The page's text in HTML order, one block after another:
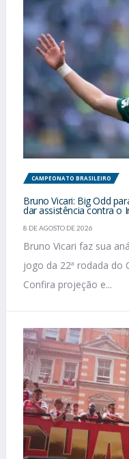
CAMPEONATO BRASILEIRO
Bruno Vicari: Big Odd
dar assistência contra o
8 DE AGOSTO DE 2026
Bruno Vicari faz sua
jogo da 22ª rodada do
Confira projeção e...